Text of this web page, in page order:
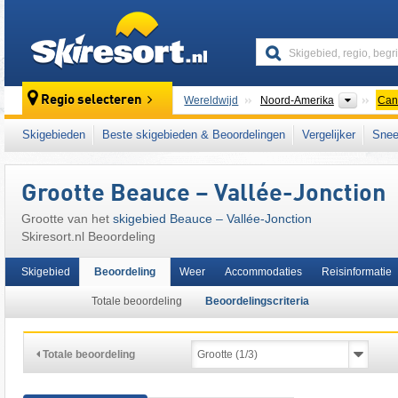
Regio selecteren Wereldwijd Noord-Amerika
Dit skigebied ligt ook in: Notre Dame
Skigebieden Beste skigebieden & Beoordelingen Vergelijker
Grootte Beauce – Vallée-Jonction
Grootte van het skigebied Beauce – Vallée-Jonction
Skiresort.nl Beoordeling
Skigebied Beoordeling
Totale beoordeling Beoordelingscriteria
Weer Accommodaties Reisinformatie
Totale beoordeling